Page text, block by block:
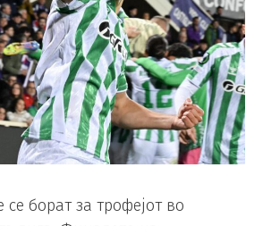
се борат за трофејот во